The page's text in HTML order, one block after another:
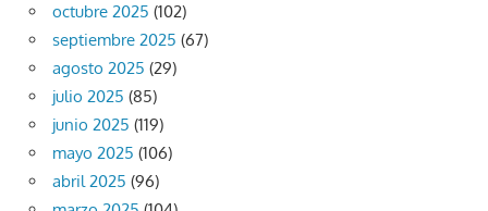
octubre 2025 (102)
septiembre 2025 (67)
agosto 2025 (29)
julio 2025 (85)
junio 2025 (119)
mayo 2025 (106)
abril 2025 (96)